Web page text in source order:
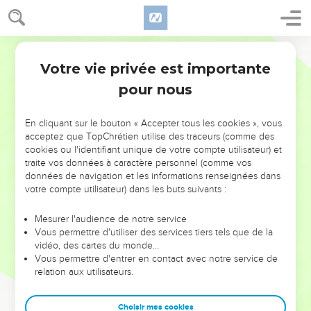
NE MANQUEZ PAS L’ÉVÉNEMENT
DE L’ANNÉE !
ET SI LEURS ERREURS POUVAIENT VOUS ÉVITER LES
VOTRES ?
leur foi ou leur vision. Mais on voit moins les doutes, les erreurs
et les saisons difficiles qu'ils ont traversés, alors même que ce
sont elles qui les ont façonnés.
Dans cette conférence, leaders, entrepreneurs, et responsables
clés pour avancer avec plus de sagesse afin que leurs erreurs
Votre vie privée est importante
pour nous
En cliquant sur le bouton « Accepter tous les cookies », vous
acceptez que TopChrétien utilise des traceurs (comme des
cookies ou l'identifiant unique de votre compte utilisateur) et
traite vos données à caractère personnel (comme vos
données de navigation et les informations renseignées dans
votre compte utilisateur) dans les buts suivants :
Mesurer l'audience de notre service
Vous permettre d'utiliser des services tiers tels que de la
vidéo, des cartes du monde…
Vous permettre d'entrer en contact avec notre service de
relation aux utilisateurs.
Choisir mes cookies